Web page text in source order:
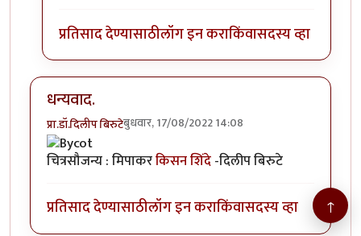
प्रतिसाद देण्यासाठीलॉग इन कराकिंवासदस्य व्हा
धन्यवाद.
प्रा.डॉ.दिलीप बिरुटेबुधवार, 17/08/2022 14:08
चित्रसौजन्य : मिपाकरकिसन शिंदे-दिलीप बिरुटे
प्रतिसाद देण्यासाठीलॉग इन कराकिंवासदस्य व्हा ↑